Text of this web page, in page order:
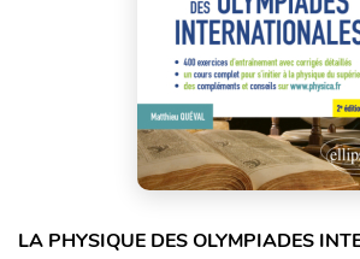
LA PHYSIQUE DES OLYMPIADES